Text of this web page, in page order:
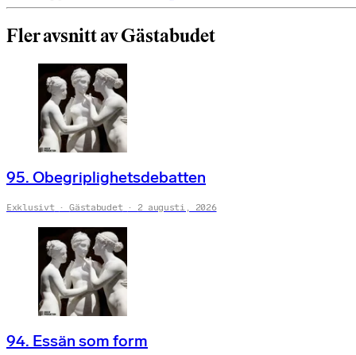
Fler avsnitt av Gästabudet
95. Obegriplighetsdebatten
Exklusivt Gästabudet 2 augusti, 2026
94. Essän som form